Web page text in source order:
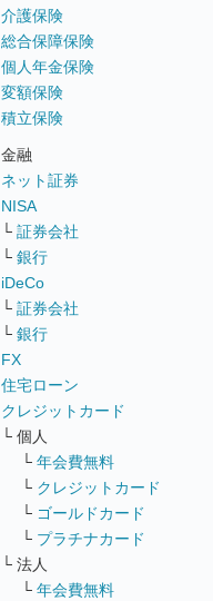
介護保険
総合保障保険
個人年金保険
変額保険
積立保険
金融
ネット証券
NISA
└ 証券会社
└ 銀行
iDeCo
└ 証券会社
└ 銀行
FX
住宅ローン
クレジットカード
└ 個人
└ 年会費無料
└ クレジットカード
└ ゴールドカード
└ プラチナカード
└ 法人
└ 年会費無料